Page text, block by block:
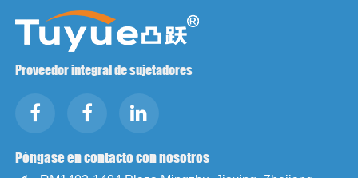
Proveedor integral de sujetadores
Póngase en contacto con nosotros